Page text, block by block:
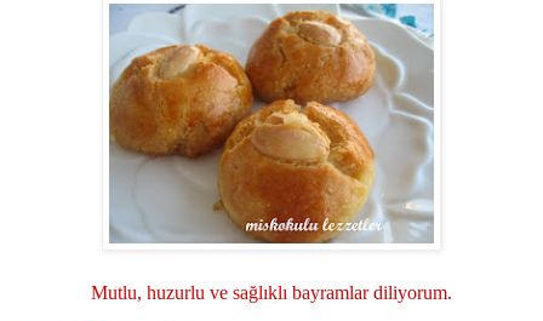
Mutlu, huzurlu ve sağlıklı bayramlar diliyorum.